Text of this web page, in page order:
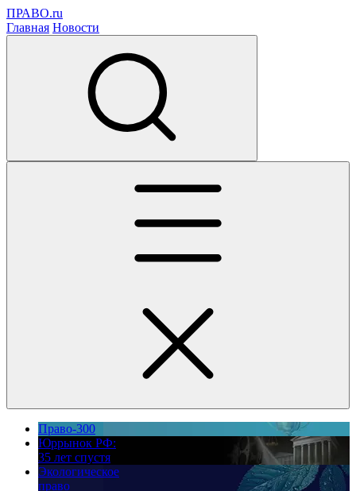
ПРАВО.ru
Главная Новости
Право-300
Юррынок РФ:
35 лет спустя
Экологическое
право